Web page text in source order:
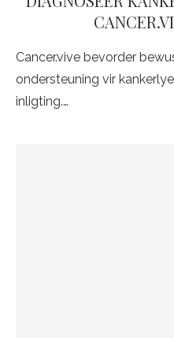
Cancer.vive bevorder
ondersteuning vir
inligting.…